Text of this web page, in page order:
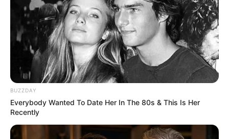
17 Astonishingly Beautiful Cave Churches
BRAINBERRIES
BUZZDAY
Everybody Wanted To Date Her In The 80s & This Is Her
Recently